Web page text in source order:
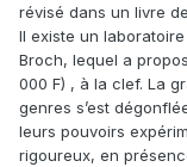
révisé dans un livre
Il existe un
Broch, lequel a
000 F) , à la clef. La
genres s’est
leurs pouvoirs
rigoureux, en